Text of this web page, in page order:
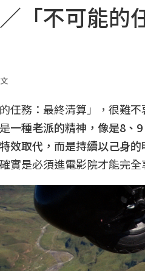
「不可能的
任務：最終清算」，很難
一種老派的精神，像是8、
效取代，而是持續以己身
實是必須進電影院才能完全